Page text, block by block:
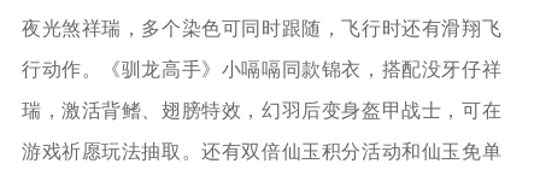
夜光煞祥瑞，多个染色可同时跟随，飞行时还有滑翔飞
行动作。《驯龙高手》小嗝嗝同款锦衣，搭配没牙仔祥
瑞，激活背鳍、翅膀特效，幻羽后变身盔甲战士，可在
游戏祈愿玩法抽取。还有双倍仙玉积分活动和仙玉免单